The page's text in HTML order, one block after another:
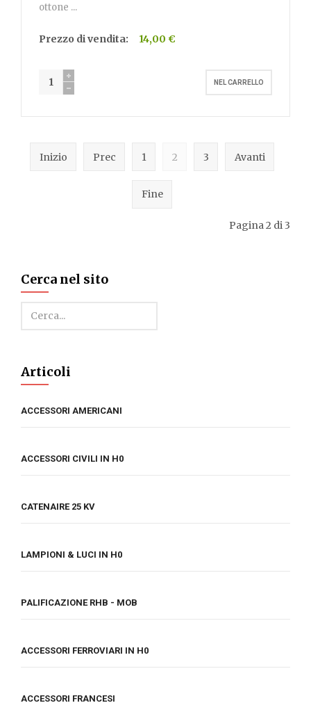
ottone ...
Prezzo di vendita: 14,00 €
Inizio Prec 1 2 3 Avanti
Fine
Pagina 2 di 3
Cerca nel sito
Cerca
Articoli
ACCESSORI AMERICANI
ACCESSORI CIVILI IN H0
CATENAIRE 25 KV
LAMPIONI & LUCI IN H0
PALIFICAZIONE RHB - MOB
ACCESSORI FERROVIARI IN H0
ACCESSORI FRANCESI